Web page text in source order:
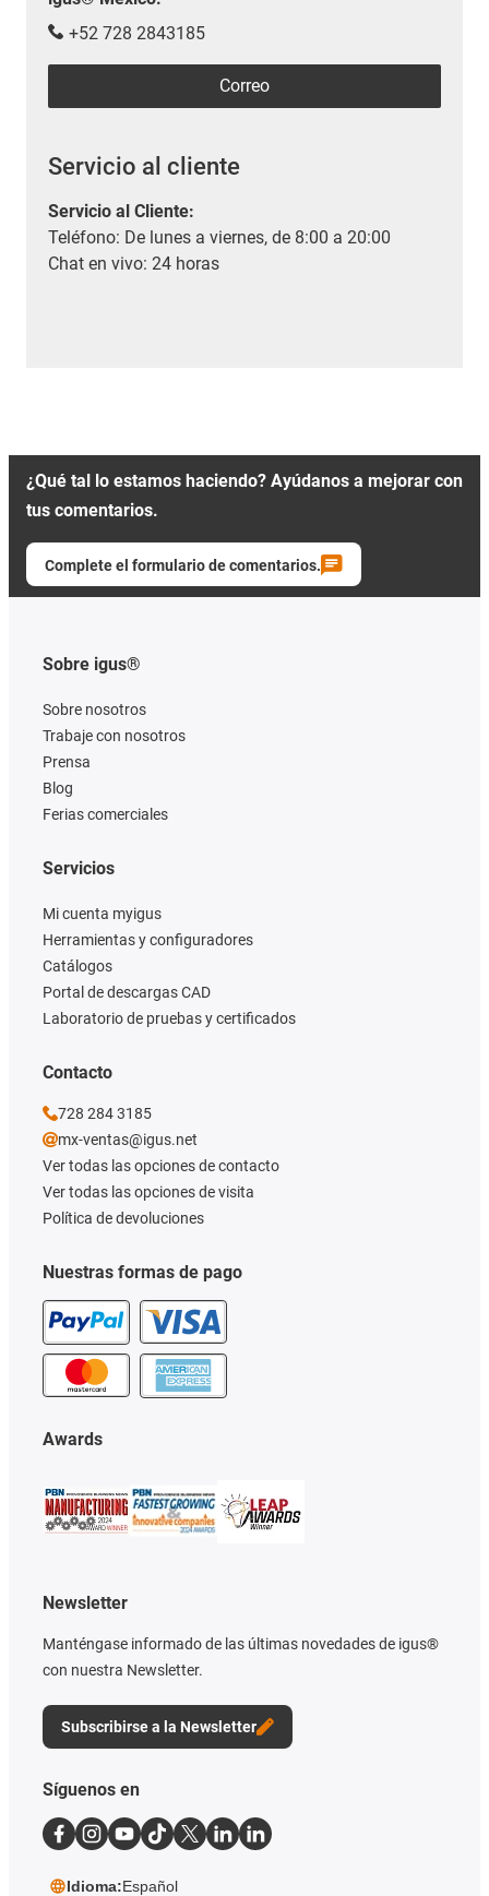
+52 728 2843185
Correo
Servicio al cliente
Servicio al Cliente:
Teléfono: De lunes a viernes, de 8:00 a 20:00
Chat en vivo: 24 horas
¿Qué tal lo estamos haciendo? Ayúdanos a mejorar con
tus comentarios.
Complete el formulario de comentarios.
Sobre igus®
Sobre nosotros
Trabaje con nosotros
Prensa
Blog
Ferias comerciales
Nuestras formas de pago
Servicios
Mi cuenta myigus
Herramientas y configuradores
Catálogos
Portal de descargas CAD
Laboratorio de pruebas y certificados
Awards
Newsletter
Manténgase informado de las últimas novedades de igus®
con nuestra Newsletter.
Subscribirse a la Newsletter
Contacto
728 284 3185
mx-ventas@igus.net
Ver todas las opciones de contacto
Ver todas las opciones de visita
Política de devoluciones
Síguenos en
Idioma:Español